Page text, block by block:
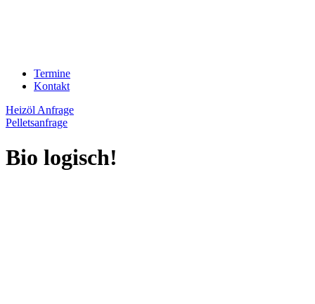
Termine
Kontakt
Heizöl Anfrage
Pelletsanfrage
Bio logisch!